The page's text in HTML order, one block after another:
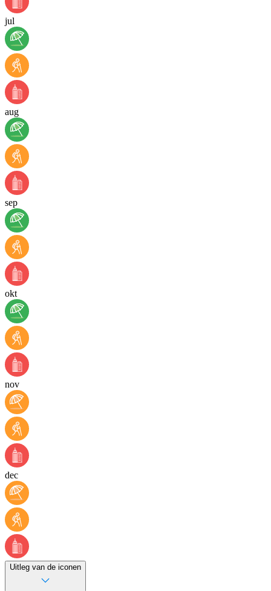
jul
aug
sep
okt
nov
dec
Uitleg van de iconen